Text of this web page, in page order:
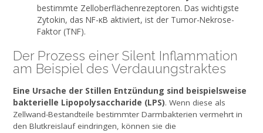
bestimmte Zelloberflächenrezeptoren. Das wichtigste
Zytokin, das NF-κB aktiviert, ist der Tumor-Nekrose-
Faktor (TNF).
Der Prozess einer Silent Inflammation
am Beispiel des Verdauungstraktes
Eine Ursache der Stillen Entzündung sind beispielsweise
bakterielle Lipopolysaccharide (LPS). Wenn diese als
Zellwand-Bestandteile bestimmter Darmbakterien vermehrt in
den Blutkreislauf eindringen, können sie die